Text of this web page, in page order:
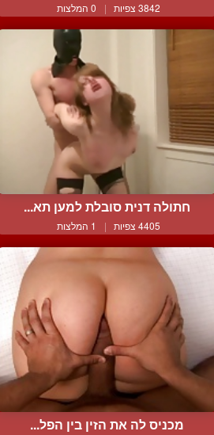
3842 צפיות | 0 המלצות
חתולה דנית סובלת למען תא...
4405 צפיות | 1 המלצות
מכניס לה את הזין בין הפל...